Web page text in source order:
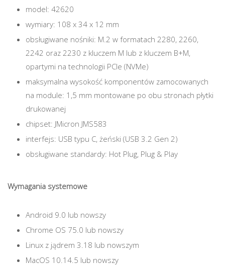
model: 42620
wymiary: 108 x 34 x 12 mm
obsługiwane nośniki: M.2 w formatach 2280, 2260,
2242 oraz 2230 z kluczem M lub z kluczem B+M,
opartymi na technologii PCIe (NVMe)
maksymalna wysokość komponentów zamocowanych
na module: 1,5 mm montowane po obu stronach płytki
drukowanej
chipset: JMicron JMS583
interfejs: USB typu C, żeński (USB 3.2 Gen 2)
obsługiwane standardy: Hot Plug, Plug & Play
Wymagania systemowe
Android 9.0 lub nowszy
Chrome OS 75.0 lub nowszy
Linux z jądrem 3.18 lub nowszym
MacOS 10.14.5 lub nowszy